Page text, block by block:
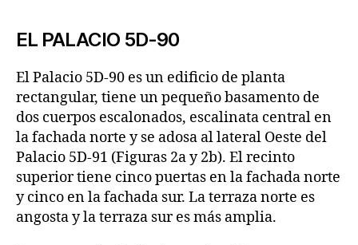
EL PALACIO 5D-90
El Palacio 5D-90 es un edificio de planta
rectangular, tiene un pequeño basamento de
dos cuerpos escalonados, escalinata central en
la fachada norte y se adosa al lateral Oeste del
Palacio 5D-91 (Figuras 2a y 2b). El recinto
superior tiene cinco puertas en la fachada norte
y cinco en la fachada sur. La terraza norte es
angosta y la terraza sur es más amplia.